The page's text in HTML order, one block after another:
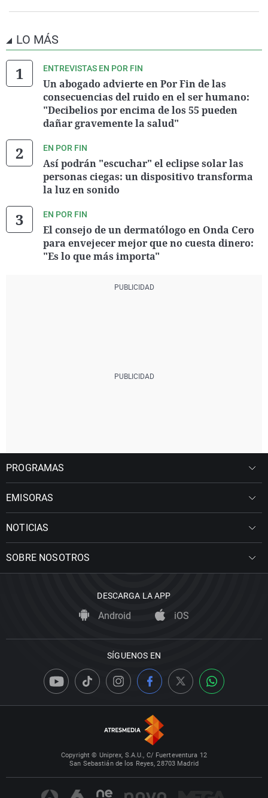
LO MÁS
ENTREVISTAS EN POR FIN
Un abogado advierte en Por Fin de las
consecuencias del ruido en el ser humano:
"Decibelios por encima de los 55 pueden
dañar gravemente la salud"
EN POR FIN
Así podrán "escuchar" el eclipse solar las
personas ciegas: un dispositivo transforma
la luz en sonido
EN POR FIN
El consejo de un dermatólogo en Onda Cero
para envejecer mejor que no cuesta dinero:
"Es lo que más importa"
PROGRAMAS
EMISORAS
NOTICIAS
SOBRE NOSOTROS
DESCARGA LA APP
Android iOS
SÍGUENOS EN
Copyright © Uniprex, S.A.U., C/ Fuerteventura 12
San Sebastián de los Reyes, 28703 Madrid